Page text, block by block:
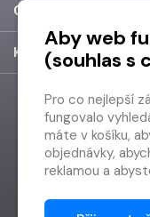
O společnosti
Kontakt
Aby web
(souhlas s
Pro co nejlepší
fungovalo
máte v košíku,
objednávky,
reklamou a